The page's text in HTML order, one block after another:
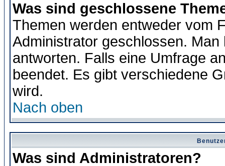
Was sind geschlossene
Themen werden entweder vom
Administrator geschlossen.
antworten. Falls eine Umfrage
beendet. Es gibt verschiedene
wird.
Nach oben
Was sind Administratoren?